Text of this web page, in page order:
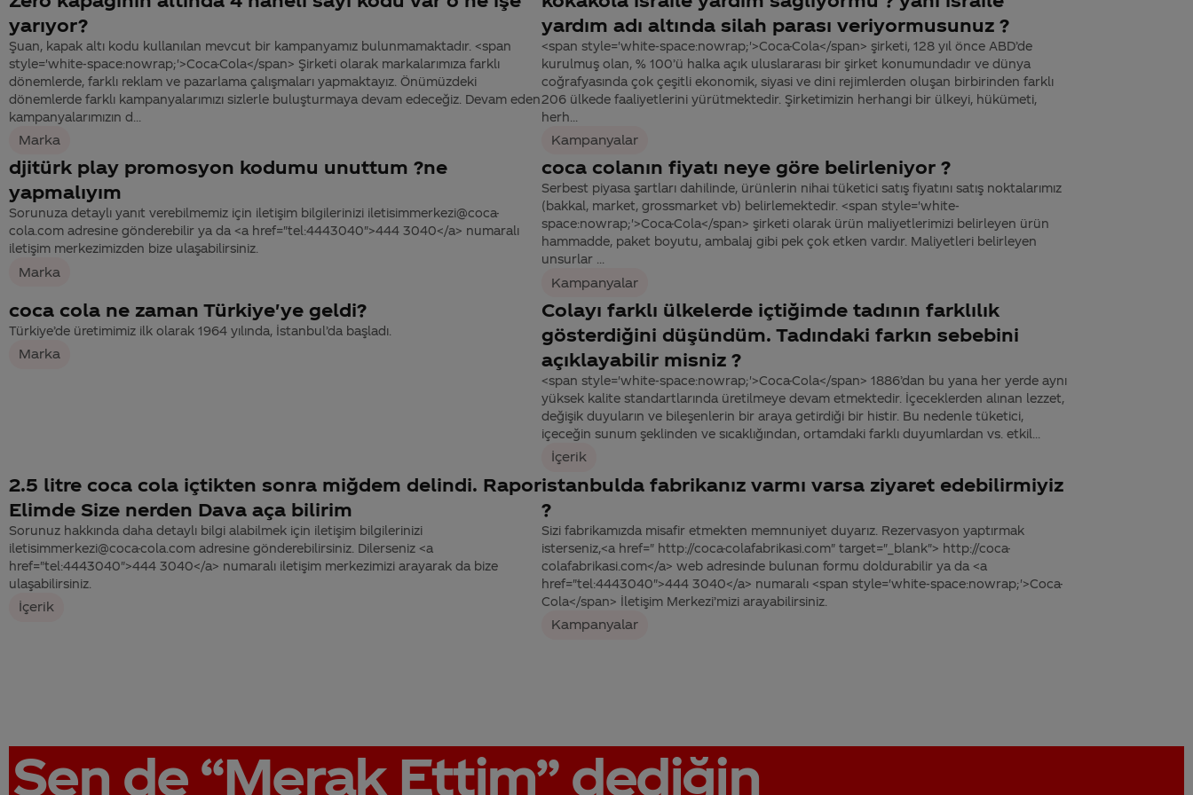
yarıyor?
Şuan, kapak altı kodu kullanılan mevcut bir kampanyamız bulunmamaktadır. <span
style='white-space:nowrap;'>Coca-Cola</span> Şirketi olarak markalarımıza farklı
dönemlerde, farklı reklam ve pazarlama çalışmaları yapmaktayız. Önümüzdeki
dönemlerde farklı kampanyalarımızı sizlerle buluşturmaya devam edeceğiz. Devam eden
kampanyalarımızın d...
Marka
yardım adı altında silah parası veriyormusunuz ?
<span style='white-space:nowrap;'>Coca-Cola</span> şirketi, 128 yıl önce ABD’de
kurulmuş olan, % 100’ü halka açık uluslararası bir şirket konumundadır ve dünya
coğrafyasında çok çeşitli ekonomik, siyasi ve dini rejimlerden oluşan birbirinden farklı
206 ülkede faaliyetlerini yürütmektedir. Şirketimizin herhangi bir ülkeyi, hükümeti,
herh...
Kampanyalar
djitürk play promosyon kodumu unuttum ?ne
yapmalıyım
Sorunuza detaylı yanıt verebilmemiz için iletişim bilgilerinizi iletisimmerkezi@coca-
cola.com adresine gönderebilir ya da <a href="tel:4443040">444 3040</a> numaralı
iletişim merkezimizden bize ulaşabilirsiniz.
Marka
coca colanın fiyatı neye göre belirleniyor ?
Serbest piyasa şartları dahilinde, ürünlerin nihai tüketici satış fiyatını satış noktalarımız
(bakkal, market, grossmarket vb) belirlemektedir. <span style='white-
space:nowrap;'>Coca-Cola</span> şirketi olarak ürün maliyetlerimizi belirleyen ürün
hammadde, paket boyutu, ambalaj gibi pek çok etken vardır. Maliyetleri belirleyen
unsurlar ...
Kampanyalar
coca cola ne zaman Türkiye'ye geldi?
Türkiye’de üretimimiz ilk olarak 1964 yılında, İstanbul’da başladı.
Marka
Colayı farklı ülkelerde içtiğimde tadının farklılık
gösterdiğini düşündüm. Tadındaki farkın sebebini
açıklayabilir misniz ?
<span style='white-space:nowrap;'>Coca-Cola</span> 1886’dan bu yana her yerde aynı
yüksek kalite standartlarında üretilmeye devam etmektedir. İçeceklerden alınan lezzet,
değişik duyuların ve bileşenlerin bir araya getirdiği bir histir. Bu nedenle tüketici,
içeceğin sunum şeklinden ve sıcaklığından, ortamdaki farklı duyumlardan vs. etkil...
İçerik
2.5 litre coca cola içtikten sonra miğdem delindi. Rapor
Elimde Size nerden Dava aça bilirim
Sorunuz hakkında daha detaylı bilgi alabilmek için iletişim bilgilerinizi
iletisimmerkezi@coca-cola.com adresine gönderebilirsiniz. Dilerseniz <a
href="tel:4443040">444 3040</a> numaralı iletişim merkezimizi arayarak da bize
ulaşabilirsiniz.
İçerik
istanbulda fabrikanız varmı varsa ziyaret edebilirmiyiz
?
Sizi fabrikamızda misafir etmekten memnuniyet duyarız. Rezervasyon yaptırmak
isterseniz,<a href=" http://coca-colafabrikasi.com" target="_blank"> http://coca-
colafabrikasi.com</a> web adresinde bulunan formu doldurabilir ya da <a
href="tel:4443040">444 3040</a> numaralı <span style='white-space:nowrap;'>Coca-
Cola</span> İletişim Merkezi’mizi arayabilirsiniz.
Kampanyalar
Sen de “Merak Ettim”dediğin